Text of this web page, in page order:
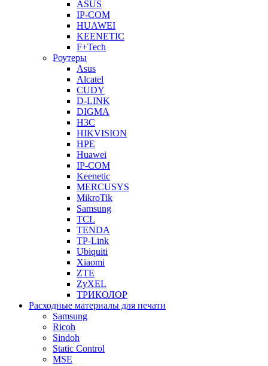
ASUS
IP-COM
HUAWEI
KEENETIC
F+Tech
Роутеры
Asus
Alcatel
CUDY
D-LINK
DIGMA
H3C
HIKVISION
HPE
Huawei
IP-COM
Keenetic
MERCUSYS
MikroTik
Samsung
TCL
TENDA
TP-Link
Ubiquiti
Xiaomi
ZTE
ZyXEL
ТРИКОЛОР
Расходные материалы для печати
Samsung
Ricoh
Sindoh
Static Control
MSE